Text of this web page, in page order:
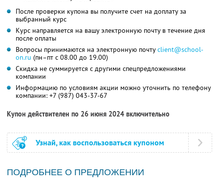
После проверки купона вы получите счет на доплату за
выбранный курс
Курс направляется на вашу электронную почту в течение дня
после оплаты
Вопросы принимаются на электронную почтуclient@school-
on.ru (пн–пт с 08.00 до 19.00)
Скидка не суммируется с другими спецпредложениями
компании
Информацию по условиям акции можно уточнить по телефону
компании: +7 (987) 043-37-67
Купон действителен по 26 июня 2024 включительно
Узнай, как воспользоваться купоном
ПОДРОБНЕЕ О ПРЕДЛОЖЕНИИ